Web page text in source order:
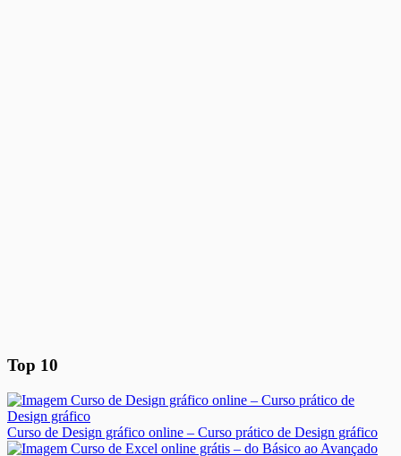
Top 10
Curso de Design gráfico online – Curso prático de Design gráfico